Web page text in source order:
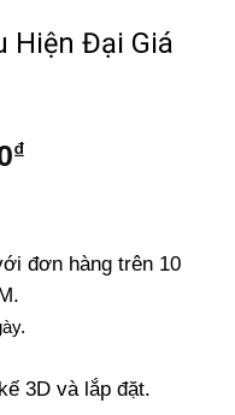
Hiện Đại Giá
₫Giá
4,000,000₫.
đơn hàng trên 10
3D và lắp đặt.